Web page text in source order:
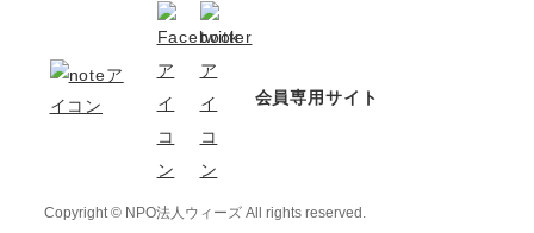
会員専用サイト
Copyright © NPO法人ウィーズ All rights reserved.